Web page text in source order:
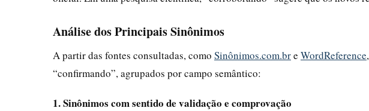
Análise dos Principais Sinônimos
A partir das fontes consultadas, como Sinônimos.com.bre WordReference
“confirmando”, agrupados por campo semântico:
1. Sinônimos com sentido de validação e comprovação